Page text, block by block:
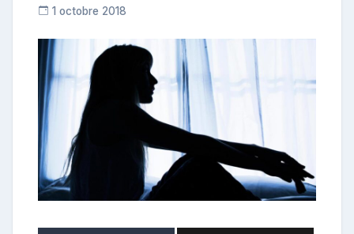
1 octobre 2018
o
i
u
t
r
i
e